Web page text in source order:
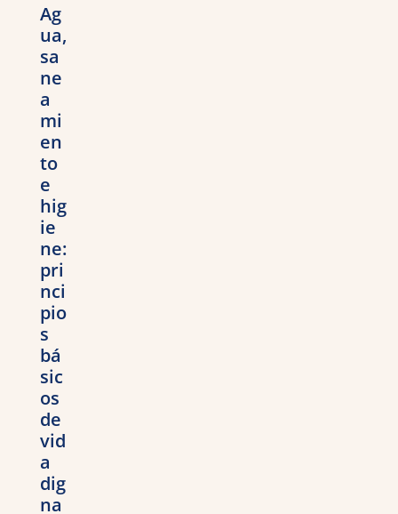
Ag
ua,
sa
ne
a
mi
en
to
e
hig
ie
ne:
pri
nci
pio
s
bá
sic
os
de
vid
a
dig
na